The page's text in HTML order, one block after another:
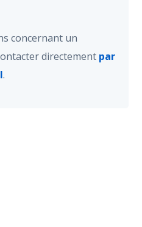
concernant un
directement par
.